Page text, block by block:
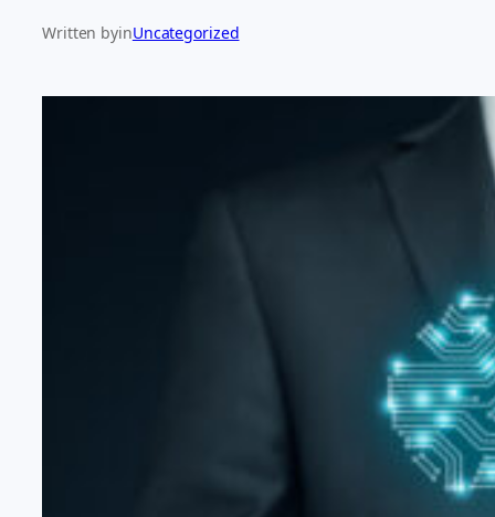
Written byinUncategorized